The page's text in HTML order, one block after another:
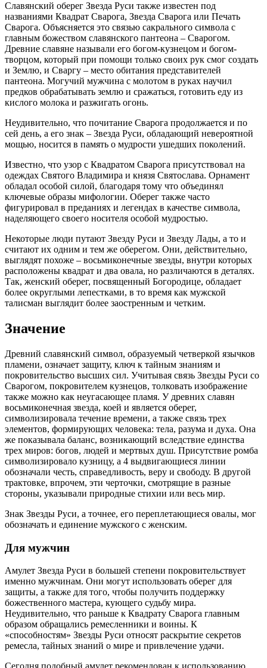
Славянский оберег Звезда Руси также известен под
названиями Квадрат Сварога, Звезда Сварога или Печать
Сварога. Объясняется это связью сакрального символа с
главным божеством славянского пантеона – Сварогом.
Древние славяне называли его богом-кузнецом и богом-
творцом, который при помощи только своих рук смог создать
и Землю, и Сваргу – место обитания представителей
пантеона. Могучий мужчина с молотом в руках научил
предков обрабатывать землю и сражаться, готовить еду из
кислого молока и разжигать огонь.
Неудивительно, что почитание Сварога продолжается и по
сей день, а его знак – Звезда Руси, обладающий невероятной
мощью, носится в память о мудрости ушедших поколений.
Известно, что узор с Квадратом Сварога присутствовал на
одеждах Святого Владимира и князя Святослава. Орнамент
обладал особой силой, благодаря тому что объединял
ключевые образы мифологии. Оберег также часто
фигурировал в преданиях и легендах в качестве символа,
наделяющего своего носителя особой мудростью.
Некоторые люди путают Звезду Руси и Звезду Лады, а то и
считают их одним и тем же оберегом. Они, действительно,
выглядят похоже – восьмиконечные звезды, внутри которых
расположены квадрат и два овала, но различаются в деталях.
Так, женский оберег, посвященный Богородице, обладает
более округлыми лепестками, в то время как мужской
талисман выглядит более заостренным и четким.
Значение
Древний славянский символ, образуемый четверкой язычков
пламени, означает защиту, ключ к тайным знаниям и
покровительство высших сил. Учитывая связь Звезды Руси со
Сварогом, покровителем кузнецов, толковать изображение
также можно как неугасающее пламя. У древних славян
восьмиконечная звезда, коей и является оберег,
символизировала течение времени, а также связь трех
элементов, формирующих человека: тела, разума и духа. Она
же показывала баланс, возникающий вследствие единства
трех миров: богов, людей и мертвых душ. Присутствие ромба
символизировало кузницу, а 4 выдвигающиеся линии
обозначали честь, справедливость, веру и свободу. В другой
трактовке, впрочем, эти черточки, смотрящие в разные
стороны, указывали природные стихии или весь мир.
Знак Звезды Руси, а точнее, его переплетающиеся овалы, мог
обозначать и единение мужского с женским.
Для мужчин
Амулет Звезда Руси в большей степени покровительствует
именно мужчинам. Они могут использовать оберег для
защиты, а также для того, чтобы получить поддержку
божественного мастера, кующего судьбу мира.
Неудивительно, что раньше к Квадрату Сварога главным
образом обращались ремесленники и воины. К
«способностям» Звезды Руси относят раскрытие секретов
ремесла, тайных знаний о мире и привлечение удачи.